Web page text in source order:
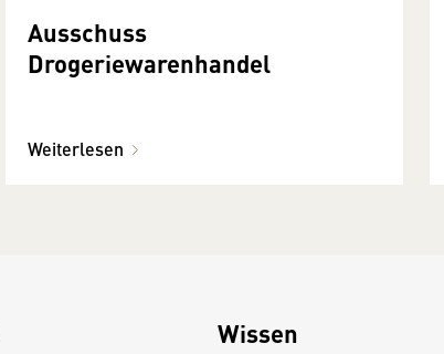
Ausschuss
Drogeriewarenhandel
Weiterlesen
Wissen